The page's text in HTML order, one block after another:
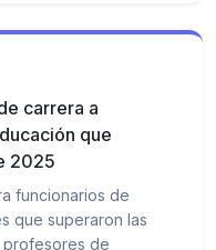
carrera a
que
2025
funcionarios de
que superaron las
profesores de